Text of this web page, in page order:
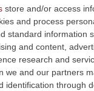
store and/or access
and process
standard information
and content,
research and
we and our partners
identification through
Cisl in
dalla Rsu di
ultimi
i rischi di